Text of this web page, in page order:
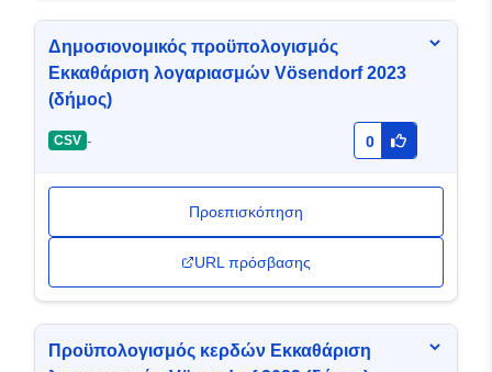
Δημοσιονομικός προϋπολογισμός
Εκκαθάριση λογαριασμών Vösendorf 2023
(δήμος)
CSV - 0
Προεπισκόπηση
URL πρόσβασης
Προϋπολογισμός κερδών Εκκαθάριση